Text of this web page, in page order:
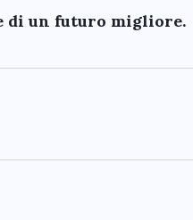
di un futuro migliore.